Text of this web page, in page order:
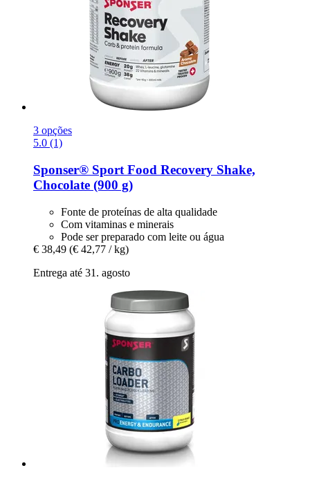
3 opções
5.0 (1)
Sponser® Sport Food Recovery Shake,
Chocolate (900 g)
Fonte de proteínas de alta qualidade
Com vitaminas e minerais
Pode ser preparado com leite ou água
€ 38,49 (€ 42,77 / kg)
Entrega até 31. agosto